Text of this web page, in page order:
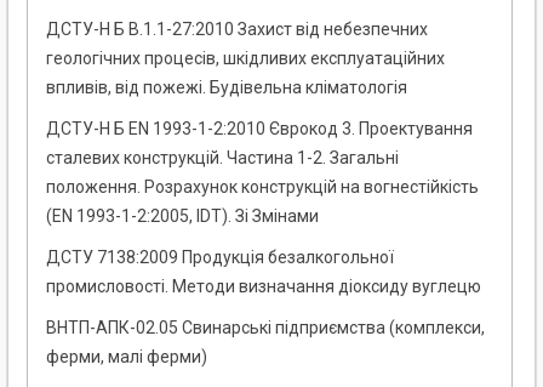
ДСТУ-Н Б В.1.1-27:2010 Захист від небезпечних
геологічних процесів, шкідливих експлуатаційних
впливів, від пожежі. Будівельна кліматологія
ДСТУ-Н Б EN 1993-1-2:2010 Єврокод 3. Проектування
сталевих конструкцій. Частина 1-2. Загальні
положення. Розрахунок конструкцій на вогнестійкість
(EN 1993-1-2:2005, IDT). Зі Змінами
ДСТУ 7138:2009 Продукція безалкогольної
промисловості. Методи визначання діоксиду вуглецю
ВНТП-АПК-02.05 Свинарські підприємства (комплекси,
ферми, малі ферми)